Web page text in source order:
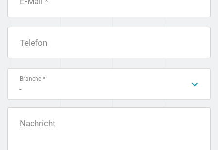
Telefon
Branche *
-
Nachricht